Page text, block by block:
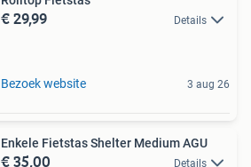
€ 29,99 Details
Bezoek website 3 aug 26
Enkele Fietstas Shelter Medium AGU
€ 35,00 Details